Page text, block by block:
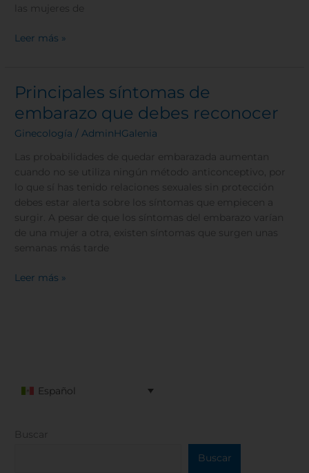
las mujeres de
Leer más »
Principales síntomas de
embarazo que debes reconocer
Ginecología / AdminHGalenia
Las probabilidades de quedar embarazada aumentan
cuando no se utiliza ningún método anticonceptivo, por
lo que sí has tenido relaciones sexuales sin protección
debes estar alerta sobre los síntomas que empiecen a
surgir. A pesar de que los síntomas del embarazo varían
de una mujer a otra, existen síntomas que surgen unas
semanas más tarde
Principales
síntomas
de
embarazo
Leer más »
Español
Buscar
Buscar